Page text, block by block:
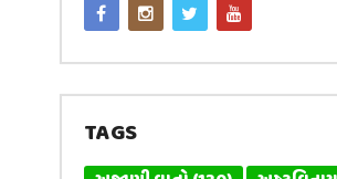
TAGS